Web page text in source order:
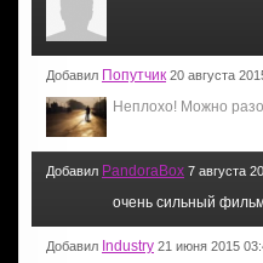
Добавил Попутчик 20 августа
Неплохо! Можно
Добавил PandoraBox 7 августа
очень сильный
Добавил Industry 21 июня 2015